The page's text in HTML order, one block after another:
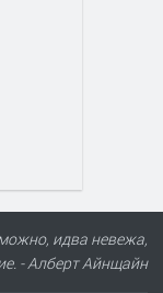
идва невежа,
- Алберт Айнщайн